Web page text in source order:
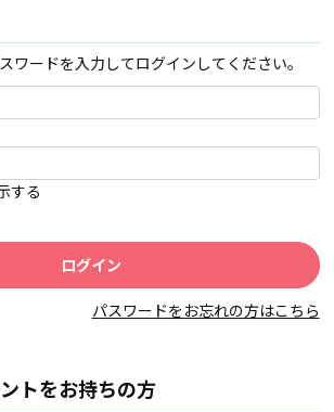
ワードを入力してログインしてください。
する
パスワードをお忘れの方はこちら
トをお持ちの方